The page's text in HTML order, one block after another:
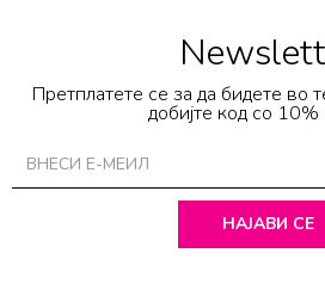
Претплатете се за да бидете во
добијте код со 10%
НАЈАВИ СЕ